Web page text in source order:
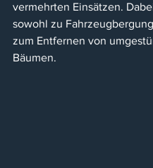
vermehrten Einsätzen.
sowohl zu
zum Entfernen von
Bäumen.